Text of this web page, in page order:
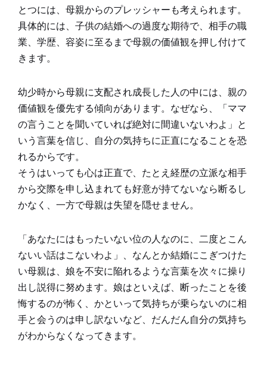
とつには、母親からのプレッシャーも考えられます。
具体的には、子供の結婚への過度な期待で、相手の職
業、学歴、容姿に至るまで母親の価値観を押し付けて
きます。
幼少時から母親に支配され成長した人の中には、親の
価値観を優先する傾向があります。なぜなら、「ママ
の言うことを聞いていれば絶対に間違いないわよ」と
いう言葉を信じ、自分の気持ちに正直になることを恐
れるからです。
そうはいっても心は正直で、たとえ経歴の立派な相手
から交際を申し込まれても好意が持てないなら断るし
かなく、一方で母親は失望を隠せません。
「あなたにはもったいない位の人なのに、二度とこん
ないい話はこないわよ」、なんとか結婚にこぎつけた
い母親は、娘を不安に陥れるような言葉を次々に操り
出し説得に努めます。娘はといえば、断ったことを後
悔するのが怖く、かといって気持ちが乗らないのに相
手と会うのは申し訳ないなど、だんだん自分の気持ち
がわからなくなってきます。